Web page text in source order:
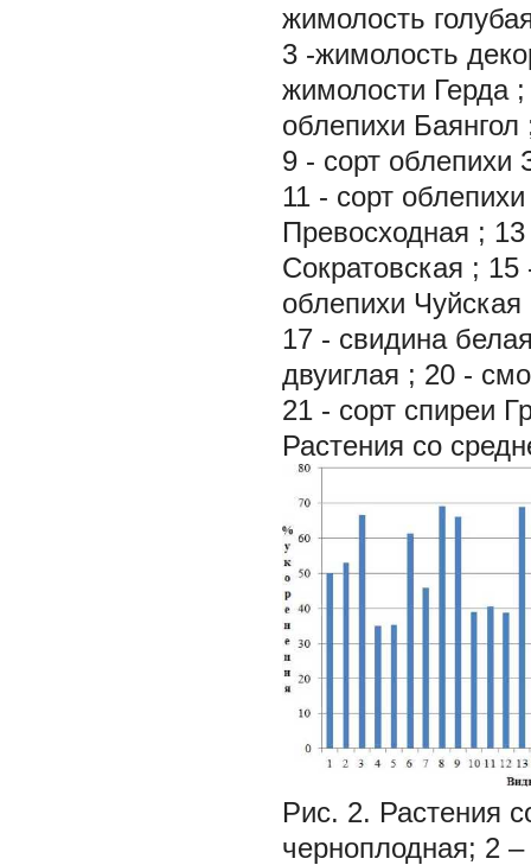
жимолость
3 -жимолость
жимолости Герда
облепихи Баянгол
9 - сорт облепихи
11 - сорт
Превосходная ;
Сократовская ; 15
облепихи Чуйская
17 - свидина
двуиглая ; 20 -
21 - сорт спиреи
Растения со
Рис. 2. Растения
черноплодная; 2